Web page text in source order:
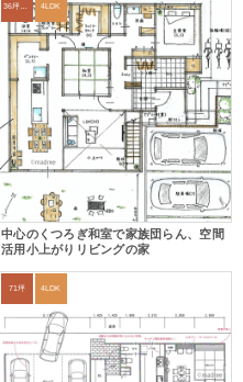
36坪～39坪 4LDK
中心のくつろぎ和室で家族団らん、空間
活用小上がりリビングの家
71坪 4LDK